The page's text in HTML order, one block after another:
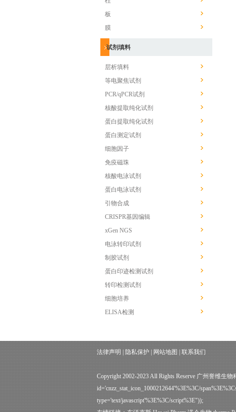
板
膜
试剂填料
层析填料
等电聚焦试剂
PCR/qPCR试剂
核酸提取纯化试剂
蛋白提取纯化试剂
蛋白测定试剂
细胞因子
免疫磁珠
核酸电泳试剂
蛋白电泳试剂
引物合成
CRISPR基因编辑
xGen NGS
电泳转印试剂
制胶试剂
蛋白印迹检测试剂
转印检测试剂
细胞培养
ELISA检测
法律声明 隐私保护 网站地图 联系我们
Copyright 2002-2023 All Rights Reserve 广州誉维生
id='cnzz_stat_icon_1000212644'%3E%3C/
type='text/javascript'%3E%3C/script%3E"));